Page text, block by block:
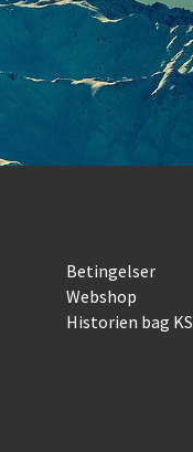
Betingelser
Webshop
Historien bag KS